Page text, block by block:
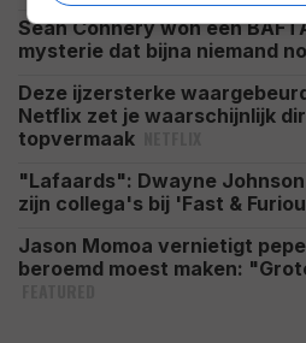
Sean Connery won een
mysterie dat bijna niemand
Deze ijzersterke
Netflix zet je waarschijnlijk
topvermaak
"Lafaards": Dwayne
zijn collega's bij 'Fast &
Jason Momoa vernietigt
beroemd moest maken: